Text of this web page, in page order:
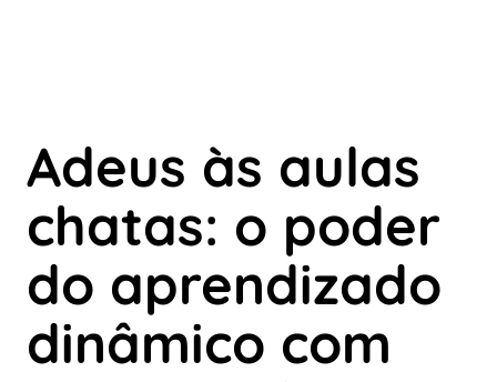
Adeus às aulas
chatas: o poder
do aprendizado
dinâmico com